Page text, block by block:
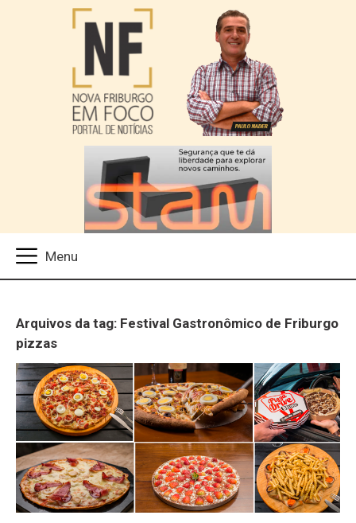
Arquivos da tag: Festival Gastronômico de Friburgo
pizzas